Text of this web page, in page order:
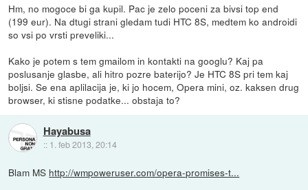
Hm, no mogoce bi ga kupil. Pac je zelo poceni za bivsi top end
(199 eur). Na dtugi strani gledam tudi HTC 8S, medtem ko androidi
so vsi po vrsti preveliki...
Kako je potem s tem gmailom in kontakti na googlu? Kaj pa
poslusanje glasbe, ali hitro pozre baterijo? Je HTC 8S pri tem kaj
boljsi. Se ena aplilacija je, ki jo hocem, Opera mini, oz. kaksen drug
browser, ki stisne podatke... obstaja to?
Hayabusa
:: 1. feb 2013, 20:14
Blam MS http://wmpoweruser.com/opera-promises-t...